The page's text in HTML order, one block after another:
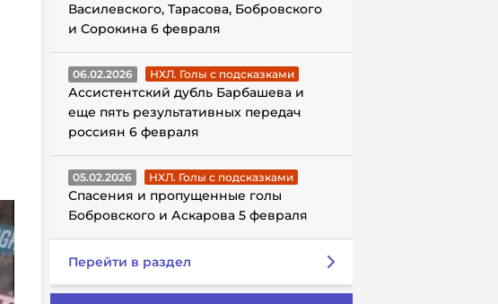
Василевского, Тарасова, Бобровского
и Сорокина 6 февраля
06.02.2026 НХЛ. Голы с подсказками
Ассистентский дубль Барбашева и
еще пять результативных передач
россиян 6 февраля
05.02.2026 НХЛ. Голы с подсказками
Спасения и пропущенные голы
Бобровского и Аскарова 5 февраля
Перейти в раздел